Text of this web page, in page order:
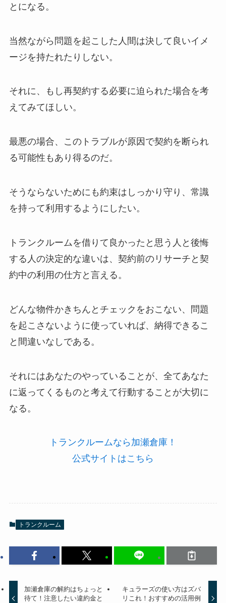
とになる。
当然ながら問題を起こした人間は決して良いイメ
ージを持たれたりしない。
それに、もし再契約する必要に迫られた場合を考
えてみてほしい。
最悪の場合、このトラブルが原因で契約を断られ
る可能性もあり得るのだ。
そうならないためにも約束はしっかり守り、常識
を持って利用するようにしたい。
トランクルームを借りて良かったと思う人と後悔
する人の決定的な違いは、契約前のリサーチと契
約中の利用の仕方と言える。
どんな物件かきちんとチェックをおこない、問題
を起こさないように使っていれば、納得できるこ
と間違いなしである。
それにはあなたのやっていることが、全てあなた
に返ってくるものと考えて行動することが大切に
なる。
トランクルームなら加瀬倉庫！
公式サイトはこちら
トランクルーム
加瀬倉庫の解約はちょっと
待て！注意したい違約金と
キュラーズの使い方はズバ
リこれ！おすすめの活用例